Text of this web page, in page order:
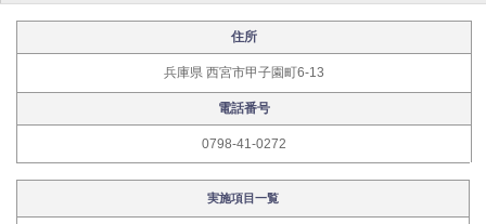
住所
兵庫県 西宮市甲子園町6-13
電話番号
0798-41-0272
実施項目一覧